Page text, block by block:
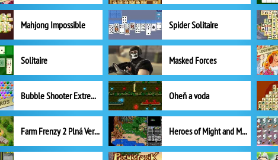
Mahjong Impossible Spider Solitaire
Solitaire Masked Forces
Bubble Shooter Extreme Oheň a voda
Farm Frenzy 2 Plná Verze Heroes of Might and Magic II